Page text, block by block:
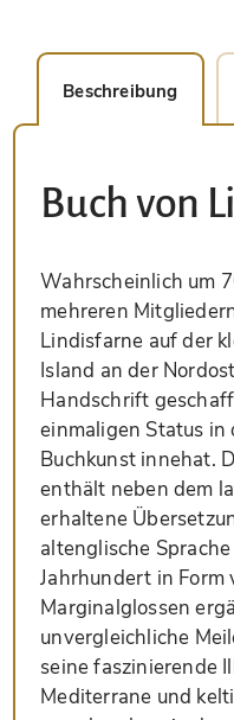
Beschreibung
Buch von
Wahrscheinlich um
mehreren
Lindisfarne auf der
Island an der
Handschrift
einmaligen Status in
Buchkunst innehat.
enthält neben dem
erhaltene
altenglische
Jahrhundert in
Marginalglossen
unvergleichliche
seine faszinierende
Mediterrane und